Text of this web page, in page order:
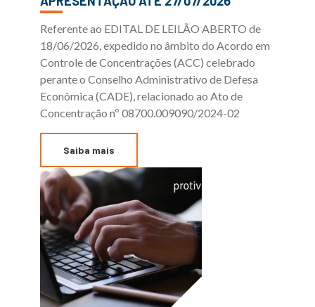
Referente ao EDITAL DE LEILÃO ABERTO de
18/06/2026, expedido no âmbito do Acordo em
Controle de Concentrações (ACC) celebrado
perante o Conselho Administrativo de Defesa
Econômica (CADE), relacionado ao Ato de
Concentração nº 08700.009090/2024-02
Saiba mais